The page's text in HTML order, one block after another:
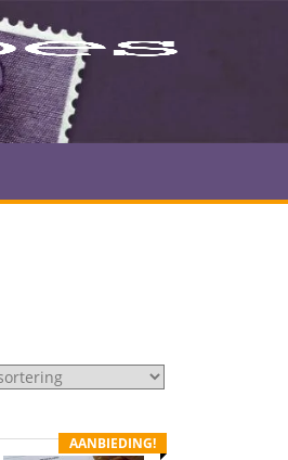
AANBIEDING!